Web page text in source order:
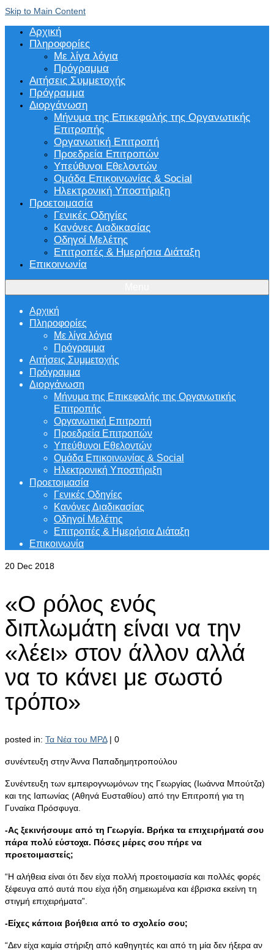
Skip to Main Content
Αρχική
Πληροφορίες
Με λίγα λόγια
Πρόγραμμα
Αιτήσεις Συμμετοχής
Πρόγραμμα
Διοργάνωση
Μήνυμα της Επικεφαλής της Οργανωτικής
Επιτροπής
Οργανωτική Επιτροπή
Προεδρεία Επιτροπών
Υπεύθυνοι Εθελοντών
Ομάδα Επικοινωνίας & Social
Ηλεκτρονική Υποστήριξη
Προετοιμασία
Γενικές Οδηγίες
Κανόνες Διαδικασίας
Οδηγοί Μελέτης
Επιτροπές & Ημερήσια Διάταξη
Επικοινωνία
Αρχική
Πληροφορίες
Με λίγα λόγια
Πρόγραμμα
Αιτήσεις Συμμετοχής
Πρόγραμμα
Διοργάνωση
Μήνυμα της Επικεφαλής της Οργανωτικής
Επιτροπής
Οργανωτική Επιτροπή
Προεδρεία Επιτροπών
Υπεύθυνοι Εθελοντών
Ομάδα Επικοινωνίας & Social
Ηλεκτρονική Υποστήριξη
Προετοιμασία
Γενικές Οδηγίες
Κανόνες Διαδικασίας
Οδηγοί Μελέτης
Επιτροπές & Ημερήσια Διάταξη
Επικοινωνία
20 Dec 2018
«Ο ρόλος ενός
διπλωμάτη είναι να την
«λέει» στον άλλον αλλά
να το κάνει με σωστό
τρόπο»
posted in: Τα Νέα του ΜΡΔ | 0
συνέντευξη στην Άννα Παπαδημητροπούλου
Συνέντευξη των εμπειρογνωμόνων της Γεωργίας (Ιωάννα Μπούτζα)
και της Ιαπωνίας (Αθηνά Ευσταθίου) από την Επιτροπή για τη
Γυναίκα Πρόσφυγα.
-Ας ξεκινήσουμε από τη Γεωργία. Βρήκα τα επιχειρήματά σου
πάρα πολύ εύστοχα. Πόσες μέρες σου πήρε να
προετοιμαστείς;
“Η αλήθεια είναι ότι δεν είχα πολλή προετοιμασία και πολλές φορές
ξέφευγα από αυτά που είχα ήδη σημειωμένα και έβρισκα εκείνη τη
στιγμή επιχειρήματα”.
-Είχες κάποια βοήθεια από το σχολείο σου;
“Δεν είχα καμία στήριξη από καθηγητές και από τη μία δεν ήξερα αν